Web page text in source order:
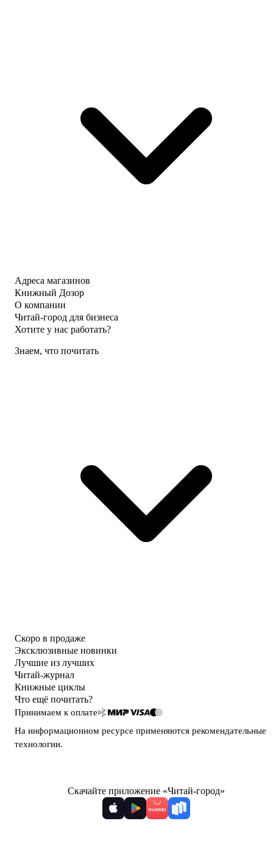
Адреса магазинов
Книжный Дозор
О компании
Читай-город для бизнеса
Хотите у нас работать?
Знаем, что почитать
Скоро в продаже
Эксклюзивные новинки
Лучшие из лучших
Читай-журнал
Книжные циклы
Что ещё почитать?
Принимаем к оплате
На информационном ресурсе применяются рекомендательные
технологии.
Скачайте приложение «Читай-город»